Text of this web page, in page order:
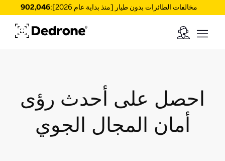
مخالفات الطائرات بدون طيار [منذ بداية عام 2026]: 902,046
احصل على أحدث رؤى
أمان المجال الجوي